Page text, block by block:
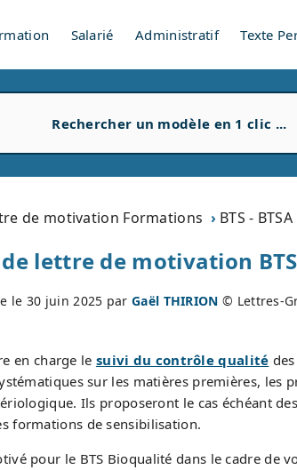
Salarié Administratif Texte
de motivation Formations BTS - BTSA
lettre de motivation
le 30 juin 2025 parGaël THIRION © Lettres-
en charge le suivi du contrôle qualité
sur les matières premières,
Ils proposeront le cas échéant
formations de sensibilisation.
pour le BTS Bioqualité dans le cadre de